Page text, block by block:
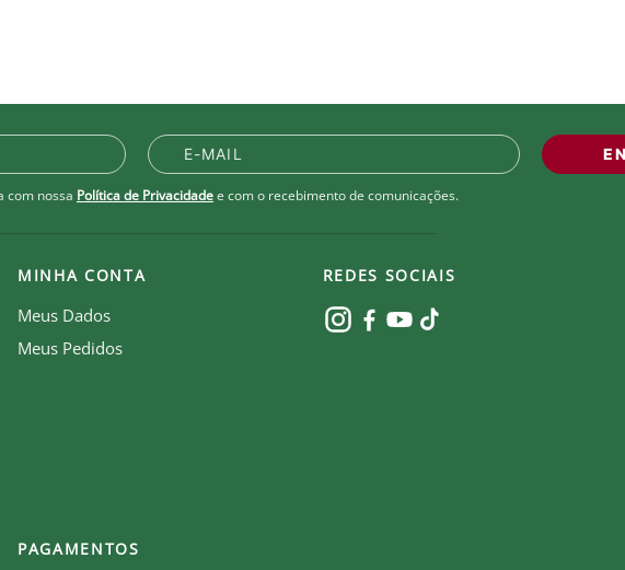
com nossa Política de Privacidadee com o recebimento de comunicações.
MINHA CONTA
Meus Dados
Meus Pedidos
REDES SOCIAIS
PAGAMENTOS